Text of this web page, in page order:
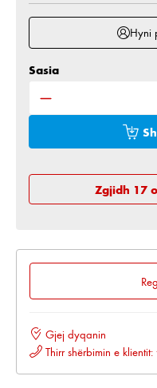
Hyni
Sasia e produktit:
Sasia
Zgjidh 17
Gjej dyqanin
Thirr shërbimin e